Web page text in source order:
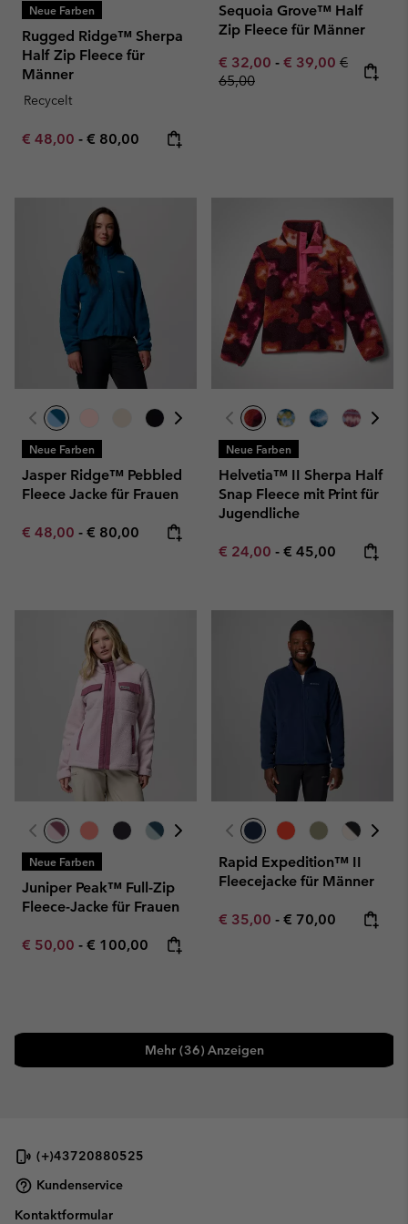
Neue Farben
Rugged Ridge™ Sherpa
Half Zip Fleece für
Männer
Recycelt
Minimum sale price:
€ 48,00 - Maximum price:
€ 80,00
Sequoia Grove™ Half
Zip Fleece für Männer
Minimum sale price:
€ 32,00 - Maximum sale
€ 39,00 Regular
€
65,00
Neue Farben
Jasper Ridge™ Pebbled
Fleece Jacke für Frauen
Minimum sale price:
€ 48,00 - Maximum price:
€ 80,00
Neue Farben
Helvetia™ II Sherpa Half
Snap Fleece mit Print für
Jugendliche
Minimum sale price:
€ 24,00 - Maximum price:
€ 45,00
Neue Farben
Juniper Peak™ Full-Zip
Fleece-Jacke für Frauen
Minimum sale price:
€ 50,00 - Maximum price:
€ 100,00
Rapid Expedition™ II
Fleecejacke für Männer
Minimum sale price:
€ 35,00 - Maximum price:
€ 70,00
Mehr (36) Anzeigen
(+)43720880525
Kundenservice
Kontaktformular